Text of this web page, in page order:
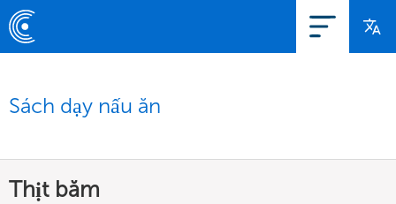
Sách dạy nấu ăn
Thịt băm